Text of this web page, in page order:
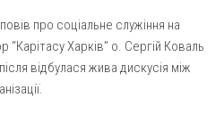
народу (м. Полтава)
(м. Полтава)
(с. Пригарівка)
про соціальне служіння на
“Карітасу Харків” о. Сергій Коваль
відбулася жива дискусія між